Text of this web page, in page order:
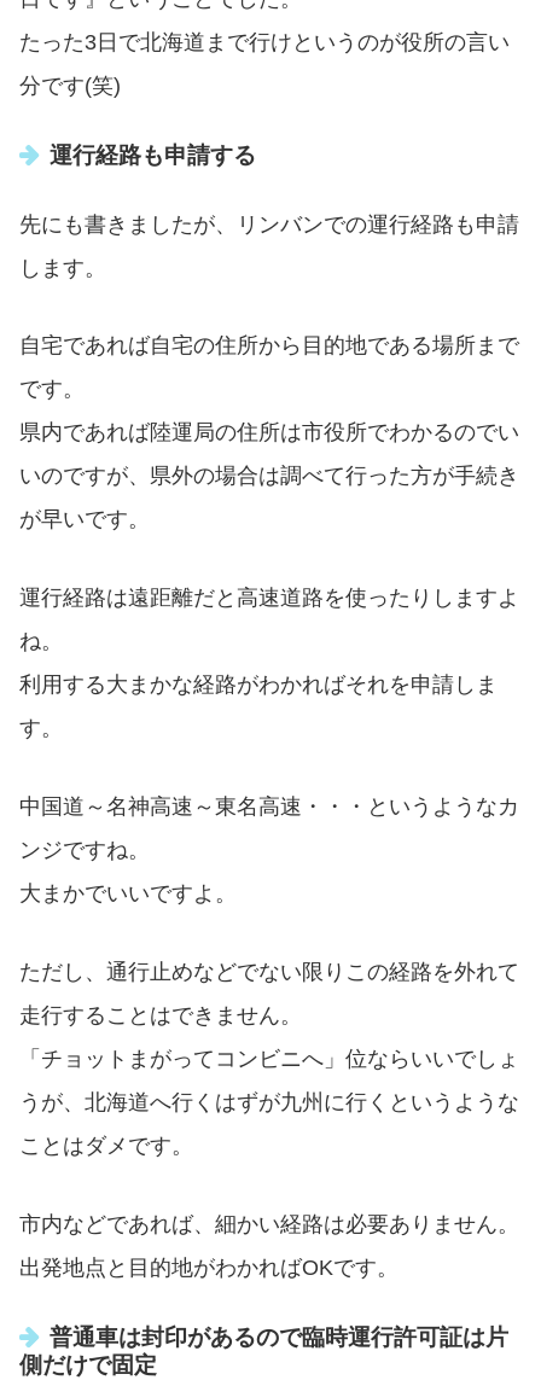
たった3日で北海道まで行けというのが役所の言い
分です(笑)
運行経路も申請する
先にも書きましたが、リンバンでの運行経路も申請
します。
自宅であれば自宅の住所から目的地である場所まで
です。
県内であれば陸運局の住所は市役所でわかるのでい
いのですが、県外の場合は調べて行った方が手続き
が早いです。
運行経路は遠距離だと高速道路を使ったりしますよ
ね。
利用する大まかな経路がわかればそれを申請しま
す。
中国道～名神高速～東名高速・・・というようなカ
ンジですね。
大まかでいいですよ。
ただし、通行止めなどでない限りこの経路を外れて
走行することはできません。
「チョットまがってコンビニへ」位ならいいでしょ
うが、北海道へ行くはずが九州に行くというような
ことはダメです。
市内などであれば、細かい経路は必要ありません。
出発地点と目的地がわかればOKです。
普通車は封印があるので臨時運行許可証は片
側だけで固定